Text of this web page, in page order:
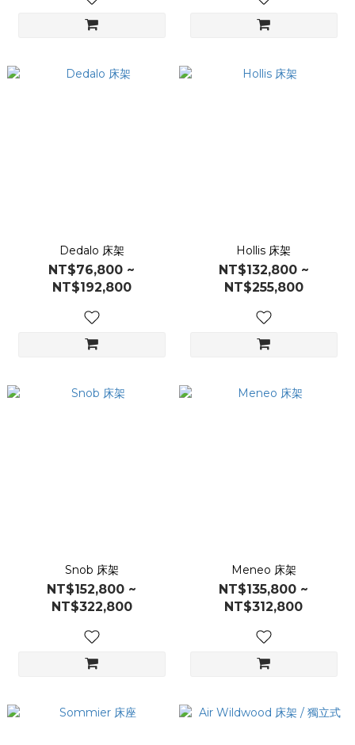
Dedalo 床架
NT$76,800 ~
NT$192,800
Hollis 床架
NT$132,800 ~
NT$255,800
Snob 床架
NT$152,800 ~
NT$322,800
Meneo 床架
NT$135,800 ~
NT$312,800